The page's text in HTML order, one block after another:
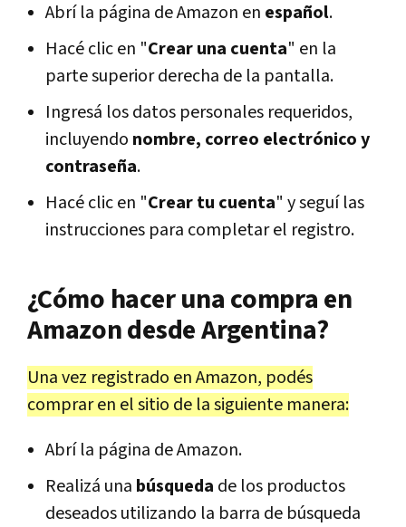
Abrí la página de Amazon en español.
Hacé clic en "Crear una cuenta" en la
parte superior derecha de la pantalla.
Ingresá los datos personales requeridos,
incluyendo nombre, correo electrónico y
contraseña.
Hacé clic en "Crear tu cuenta" y seguí las
instrucciones para completar el registro.
¿Cómo hacer una compra en
Amazon desde Argentina?
Una vez registrado en Amazon, podés
comprar en el sitio de la siguiente manera:
Abrí la página de Amazon.
Realizá una búsqueda de los productos
deseados utilizando la barra de búsqueda